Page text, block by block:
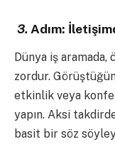
3. Adım:
Dünya iş
zordur.
etkinlik veya
yapın. Aksi
basit bir söz